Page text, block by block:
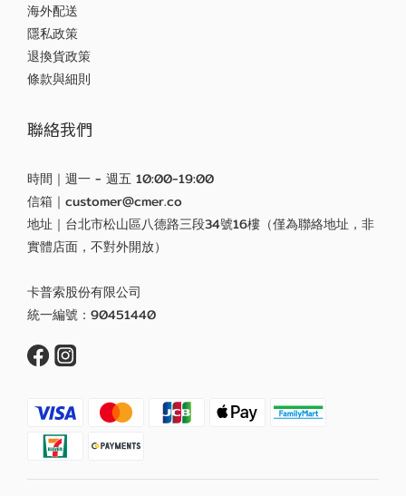
海外配送
隱私政策
退換貨政策
條款與細則
聯絡我們
時間｜週一 - 週五 10:00-19:00
信箱｜customer@cmer.co
地址｜台北市松山區八德路三段34號16樓（僅為聯絡地址，非
實體店面，不對外開放）
卡普索股份有限公司
統一編號：90451440